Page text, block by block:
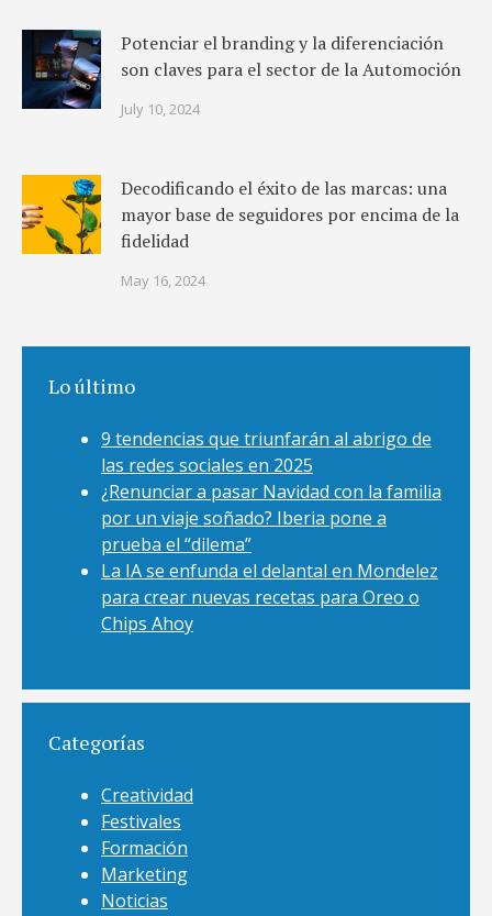
Potenciar el branding y la diferenciación
son claves para el sector de la Automoción
July 10, 2024
Decodificando el éxito de las marcas: una
mayor base de seguidores por encima de la
fidelidad
May 16, 2024
Lo último
9 tendencias que triunfarán al abrigo de
las redes sociales en 2025
¿Renunciar a pasar Navidad con la familia
por un viaje soñado? Iberia pone a
prueba el “dilema”
La IA se enfunda el delantal en Mondelez
para crear nuevas recetas para Oreo o
Chips Ahoy
Categorías
Creatividad
Festivales
Formación
Marketing
Noticias